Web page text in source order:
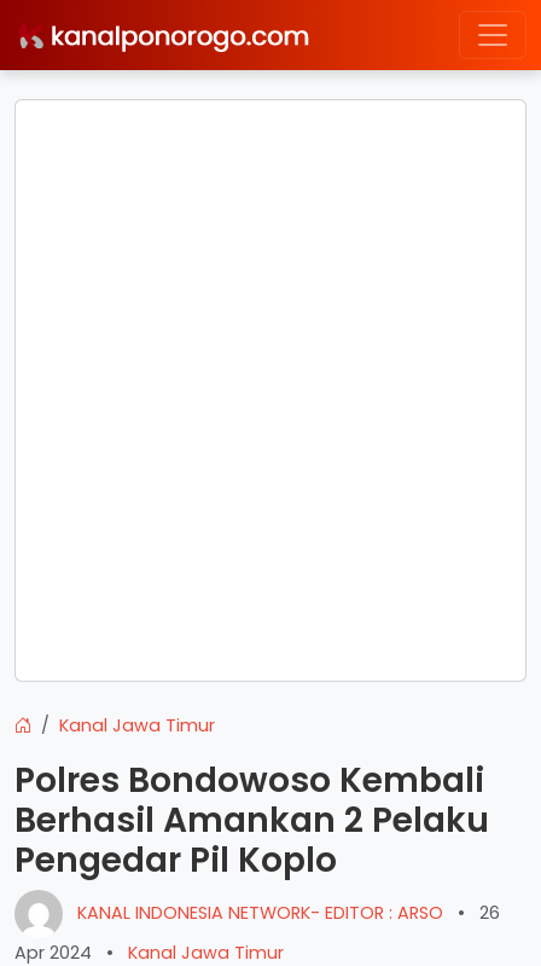
Kanal Jawa Timur
Polres Bondowoso Kembali
Berhasil Amankan 2 Pelaku
Pengedar Pil Koplo
KANAL INDONESIA NETWORK- EDITOR : ARSO •
26
Apr 2024
• Kanal Jawa Timur